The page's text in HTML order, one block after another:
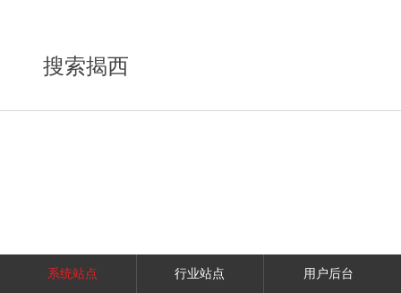
搜索揭西
系统站点 行业站点 用户后台